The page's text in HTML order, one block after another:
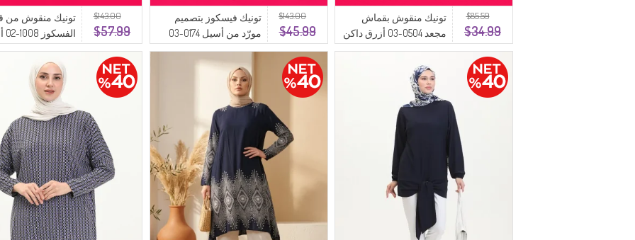
$85.59
$34.99
تونيك منقوش بقماش
مجعد 0504-03 أزرق داكن
$143.00
$45.99
تونيك فيسكوز بتصميم
مورّد من أسيل 0174-03
لون كحلي
$143.00
$57.99
تونيك منقوش من
داكن